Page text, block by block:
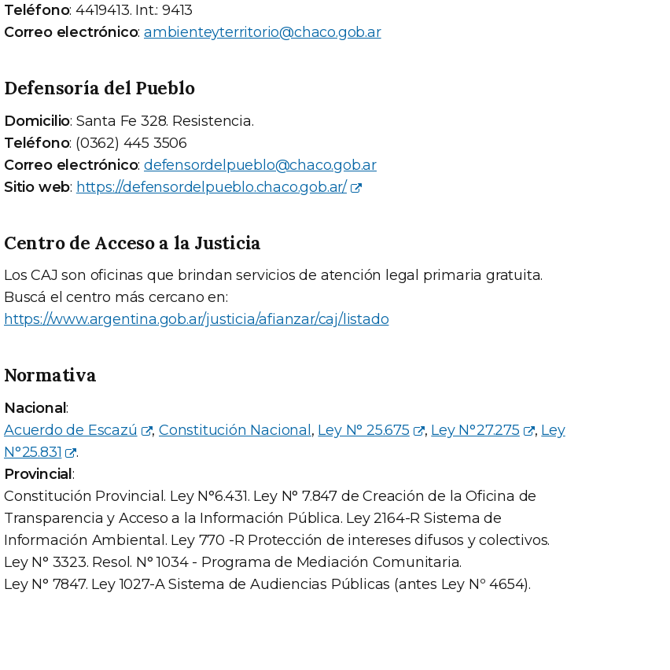
Teléfono: 4419413. Int.: 9413
Correo electrónico:ambienteyterritorio@chaco.gob.ar
Defensoría del Pueblo
Domicilio: Santa Fe 328. Resistencia.
Teléfono: (0362) 445 3506
Correo electrónico:defensordelpueblo@chaco.gob.ar
Sitio web: https://defensordelpueblo.chaco.gob.ar/
Centro de Acceso a la Justicia
Los CAJ son oficinas que brindan servicios de atención legal primaria gratuita.
Buscá el centro más cercano en:
https://www.argentina.gob.ar/justicia/afianzar/caj/listado
Normativa
Nacional:
Acuerdo de Escazú
,Constitución Nacional , Ley N° 25.675 , Ley N°27.275 , Ley
N°25.831
.
Provincial :
Constitución Provincial. Ley N°6.431. Ley N° 7.847 de Creación de la Oficina de
Transparencia y Acceso a la Información Pública. Ley 2164-R Sistema de
Información Ambiental. Ley 770 -R Protección de intereses difusos y colectivos.
Ley N° 3323. Resol. N° 1034 - Programa de Mediación Comunitaria.
Ley N° 7847. Ley 1027-A Sistema de Audiencias Públicas (antes Ley Nº 4654).